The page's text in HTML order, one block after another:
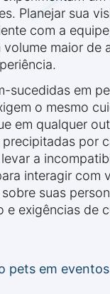
Planejar sua
com a
volume maior de
sucedidas em
o mesmo
em qualquer
por
a
interagir com
suas
e exigências de
pets em